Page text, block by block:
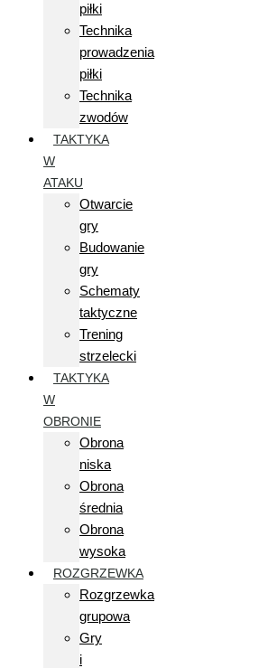
piłki
Technika
prowadzenia
piłki
Technika
zwodów
TAKTYKA
W
ATAKU
Otwarcie
gry
Budowanie
gry
Schematy
taktyczne
Trening
strzelecki
TAKTYKA
W
OBRONIE
Obrona
niska
Obrona
średnia
Obrona
wysoka
ROZGRZEWKA
Rozgrzewka
grupowa
Gry
i